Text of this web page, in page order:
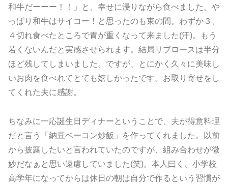
和牛だーーー！！」と、幸せに浸りながら食べました。や
っぱり和牛はサイコー！と思ったのも束の間。わずか３、
４切れ食べたところで胃が重くなって来ました(汗)。もう
若くないんだと実感させられます。結局リブロースは半分
ほど残してしまいました。ですが、とにかく久々に美味し
いお肉を食べれてとても嬉しかったです。お取り寄せをし
てくれた夫に感謝。
ちなみに一応誕生日ディナーということで、夫が得意料理
だと言う「納豆ベーコン炒飯」を作ってくれました。以前
から披露したいと言われていたのですが、組み合わせが微
妙だなぁと思い遠慮していました(笑)。本人曰く、小学校
高学年になってからは休日の朝は自分で作るという習慣が